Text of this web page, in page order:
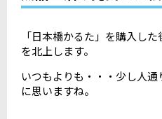
「日本橋かるた」を購入し
を北上します。
いつもよりも・・・少し人
に思いますね。